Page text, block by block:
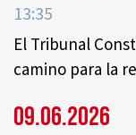
13:35
El Tribunal
camino para la
09.06.2026